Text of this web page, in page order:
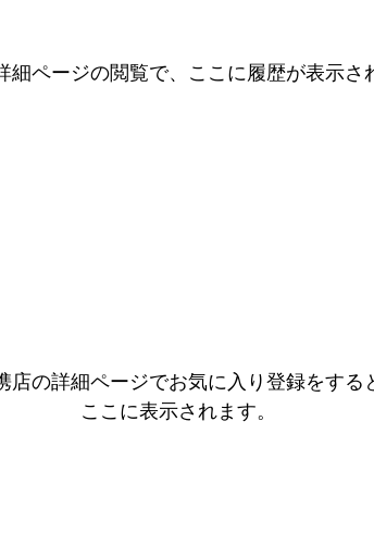
細ページの閲覧で、ここに履歴が表示さ
店の詳細ページでお気に入り登録をする
ここに表示されます。